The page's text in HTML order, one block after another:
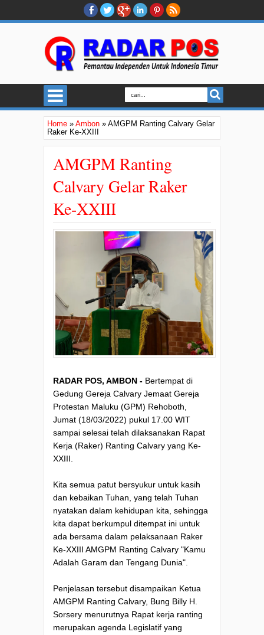
Home » Ambon » AMGPM Ranting Calvary Gelar
Raker Ke-XXIII
AMGPM Ranting
Calvary Gelar Raker
Ke-XXIII
RADAR POS, AMBON - Bertempat di
Gedung Gereja Calvary Jemaat Gereja
Protestan Maluku (GPM) Rehoboth,
Jumat (18/03/2022) pukul 17.00 WIT
sampai selesai telah dilaksanakan Rapat
Kerja (Raker) Ranting Calvary yang Ke-
XXIII.
Kita semua patut bersyukur untuk kasih
dan kebaikan Tuhan, yang telah Tuhan
nyatakan dalam kehidupan kita, sehingga
kita dapat berkumpul ditempat ini untuk
ada bersama dalam pelaksanaan Raker
Ke-XXIII AMGPM Ranting Calvary "Kamu
Adalah Garam dan Tengang Dunia".
Penjelasan tersebut disampaikan Ketua
AMGPM Ranting Calvary, Bung Billy H.
Sorsery menurutnya Rapat kerja ranting
merupakan agenda Legislatif yang